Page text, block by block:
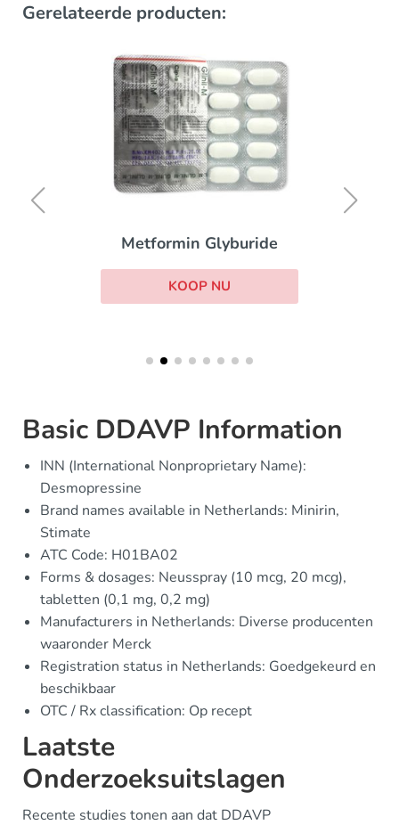
Gerelateerde producten:
Metformin Glyburide
KOOP NU
Basic DDAVP Information
INN (International Nonproprietary Name):
Desmopressine
Brand names available in Netherlands: Minirin,
Stimate
ATC Code: H01BA02
Forms & dosages: Neusspray (10 mcg, 20 mcg),
tabletten (0,1 mg, 0,2 mg)
Manufacturers in Netherlands: Diverse producenten
waaronder Merck
Registration status in Netherlands: Goedgekeurd en
beschikbaar
OTC / Rx classification: Op recept
Laatste
Onderzoeksuitslagen
Recente studies tonen aan dat DDAVP